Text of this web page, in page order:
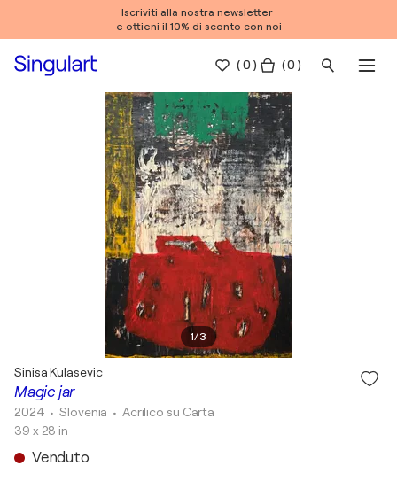
Iscriviti alla nostra newsletter
e ottieni il 10% di sconto con noi
(0 ) ( 0 )
1/3
Magic jar
Sinisa Kulasevic
2024 • Slovenia • Acrilico su Carta
39 x 28 in
Venduto